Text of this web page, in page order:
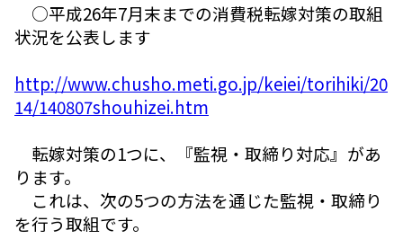
○平成26年7月末までの消費税転嫁対策の取組
状況を公表します
http://www.chusho.meti.go.jp/keiei/torihiki/20
14/140807shouhizei.htm
転嫁対策の1つに、『監視・取締り対応』があ
ります。
これは、次の5つの方法を通じた監視・取締り
を行う取組です。